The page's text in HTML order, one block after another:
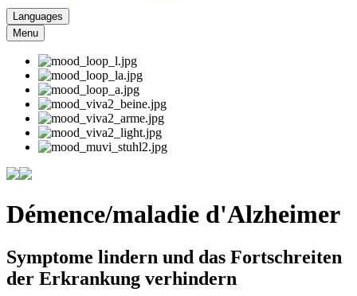
Languages
Menu
Démence/maladie d'Alzheimer
Symptome lindern und das Fortschreiten
der Erkrankung verhindern